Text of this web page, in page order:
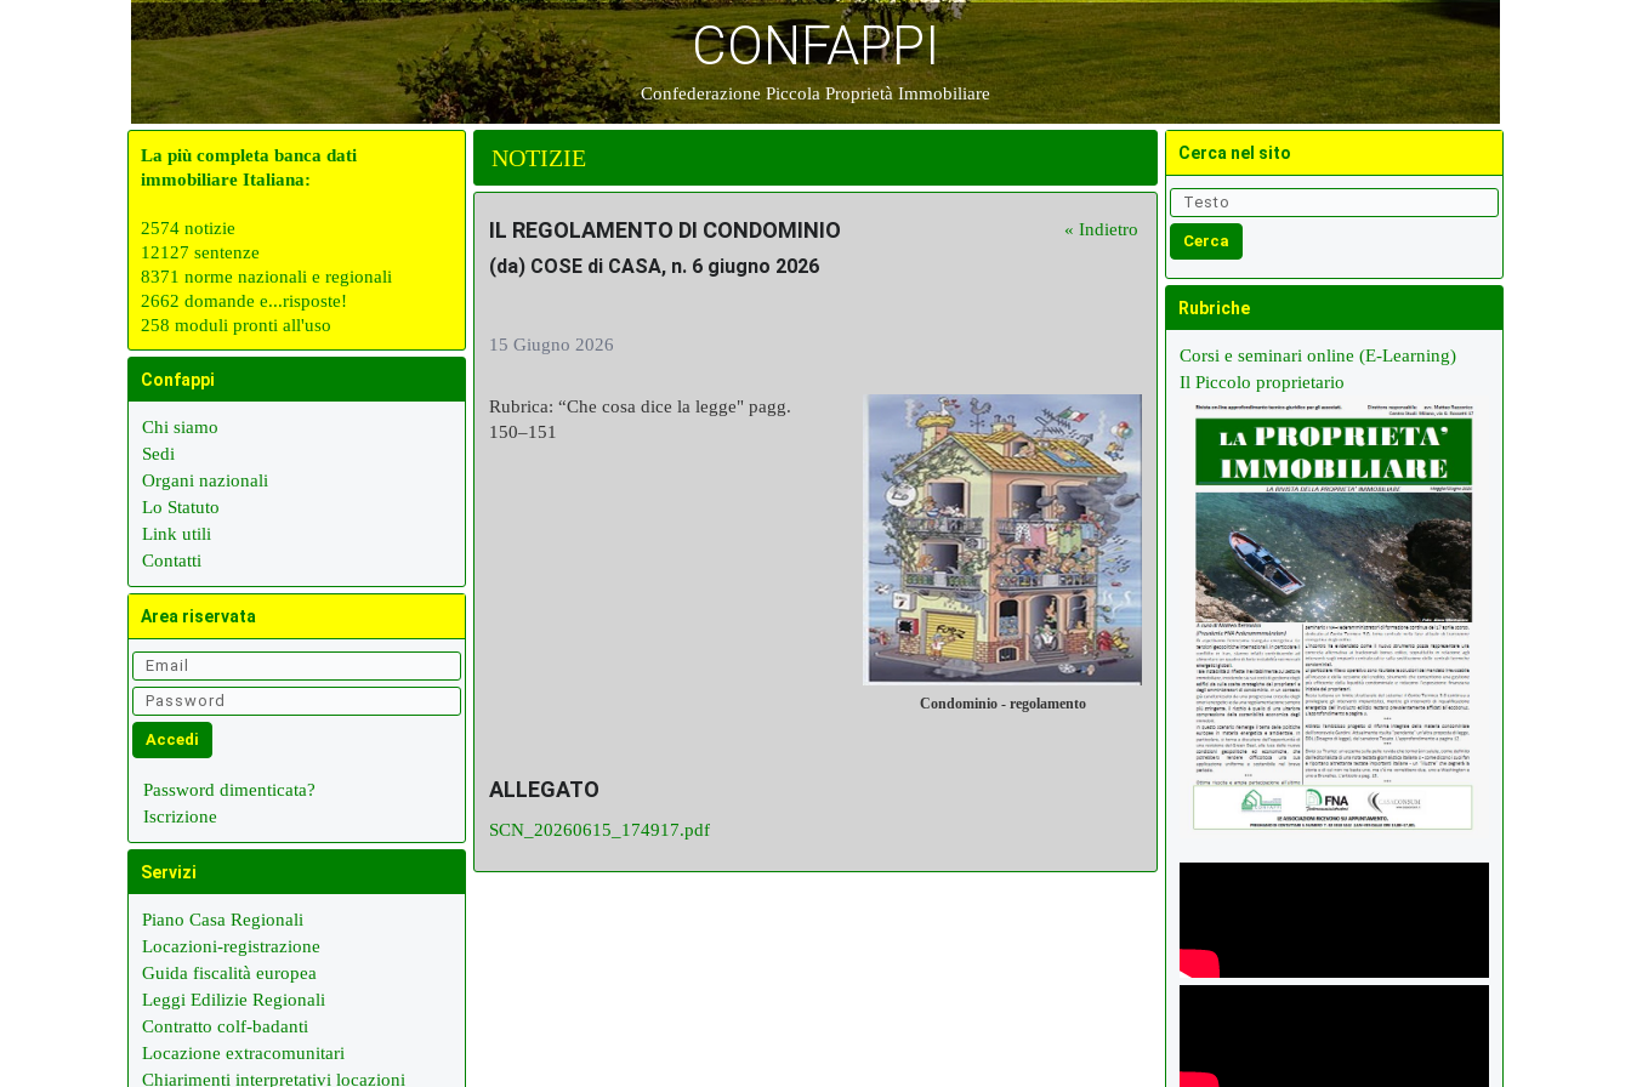
CONFAPPI
Confederazione Piccola Proprietà Immobiliare
La più completa banca dati
immobiliare Italiana:
2574 notizie
12127 sentenze
8371 norme nazionali e regionali
2662 domande e...risposte!
258 moduli pronti all'uso
Confappi
Chi siamo
Sedi
Organi nazionali
Lo Statuto
Link utili
Contatti
Area riservata
Password dimenticata?
Iscrizione
Servizi
Piano Casa Regionali
Locazioni-registrazione
Guida fiscalità europea
Leggi Edilizie Regionali
Contratto colf-badanti
Locazione extracomunitari
Chiarimenti interpretativi locazioni
NOTIZIE
IL REGOLAMENTO DI CONDOMINIO
(da) COSE di CASA, n. 6 giugno 2026
« Indietro
15 Giugno 2026
Condominio - regolamento
Rubrica: “Che cosa dice la legge" pagg.
150–151
ALLEGATO
SCN_20260615_174917.pdf
Cerca nel sito
Rubriche
Corsi e seminari online (E-Learning)
Il Piccolo proprietario